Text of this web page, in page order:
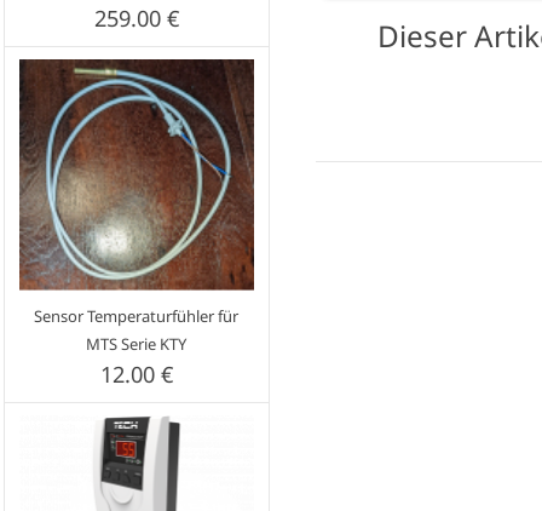
259.00 €
Sensor Temperaturfühler für
MTS Serie KTY
12.00 €
Dieser